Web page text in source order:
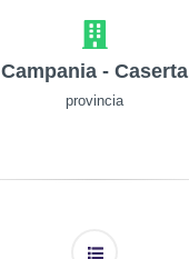
Campania - Caserta
provincia